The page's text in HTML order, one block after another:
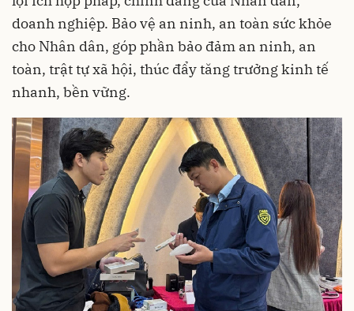
doanh nghiệp. Bảo vệ an ninh, an toàn sức khỏe
cho Nhân dân, góp phần bảo đảm an ninh, an
toàn, trật tự xã hội, thúc đẩy tăng trưởng kinh tế
nhanh, bền vững.